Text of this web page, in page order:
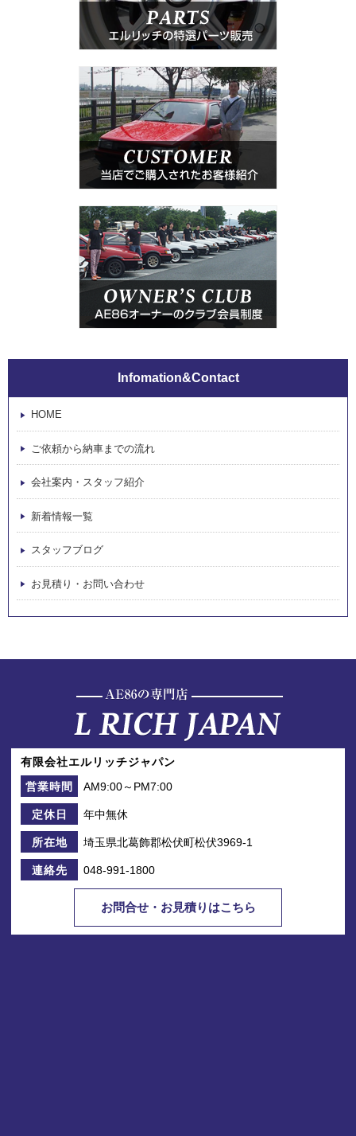
Infomation&Contact
HOME
ご依頼から納車までの流れ
会社案内・スタッフ紹介
新着情報一覧
スタッフブログ
お見積り・お問い合わせ
有限会社エルリッチジャパン
営業時間
AM9:00～PM7:00
定休日 年中無休
所在地 埼玉県北葛飾郡松伏町松伏3969-1
連絡先 048-991-1800
お問合せ・お見積りはこちら